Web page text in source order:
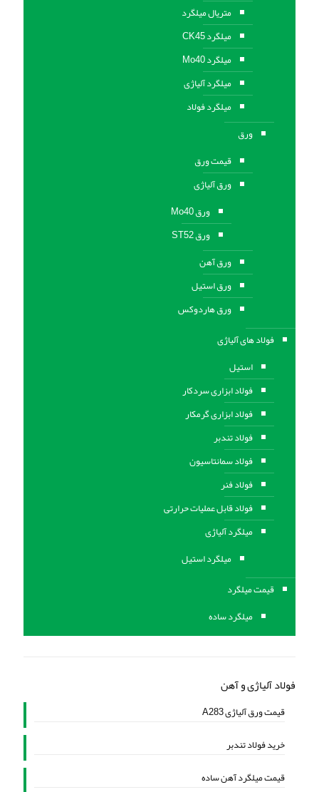
متریال میلگرد
میلگرد CK45
میلگرد Mo40
میلگرد آلیاژی
میلگرد فولاد
ورق
قیمت ورق
ورق آلیاژی
ورق Mo40
ورق ST52
ورق آهن
ورق استيل
ورق هاردوکس
فولاد های آلیاژی
استیل
فولاد ابزاری سردکار
فولاد ابزاری گرمکار
فولاد تندبر
فولاد سمانتاسیون
فولاد فنر
فولاد قابل عملیات حرارتی
ميلگرد آلیاژی
میلگرد استیل
قیمت میلگرد
میلگرد ساده
فولاد آلیاژی و آهن
قیمت ورق آلیاژی A283
خرید فولاد تندبر
قیمت میلگرد آهن ساده